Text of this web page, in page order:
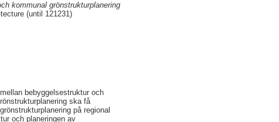
kommunal grönstrukturplanering
(until 121231)
bebyggelsestruktur och
ska få
på regional
och planeringen av